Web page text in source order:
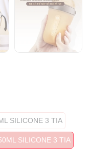
SILICONE 3 TIA
SILICONE 3 TIA